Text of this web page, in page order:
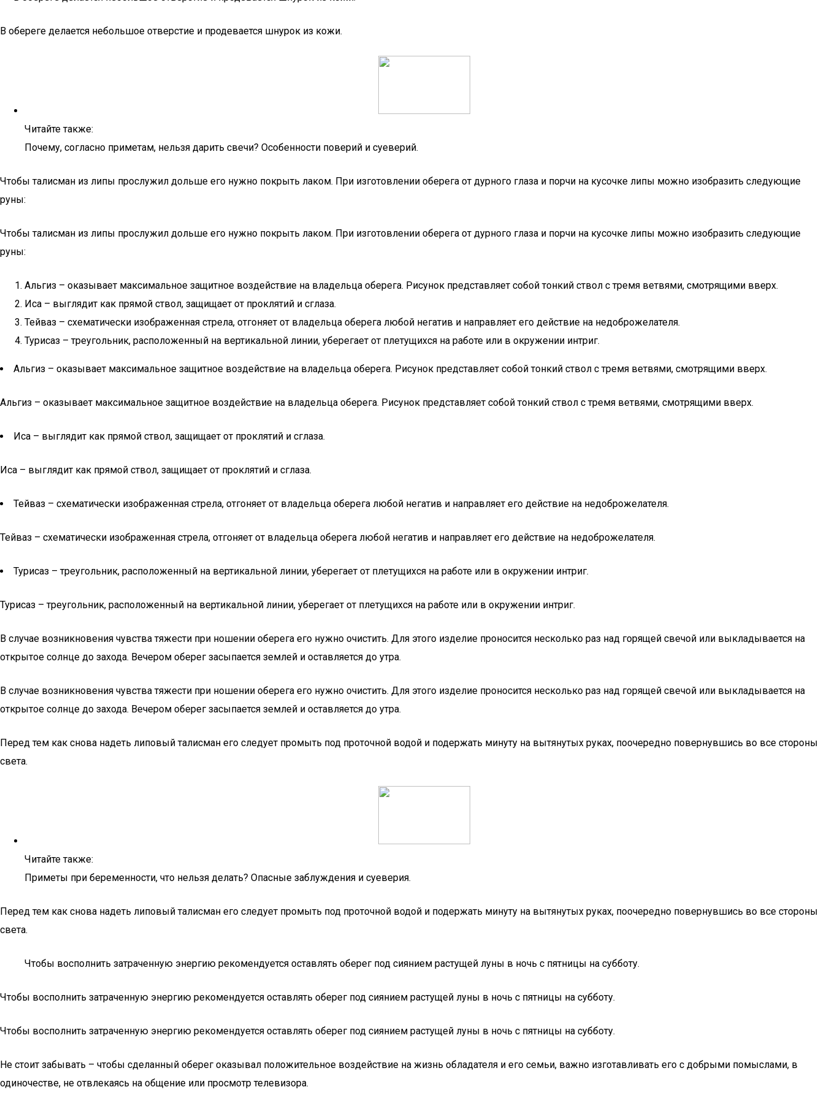
В обереге делается небольшое отверстие и продевается шнурок из кожи.
Читайте также:
Почему, согласно приметам, нельзя дарить свечи? Особенности поверий и суеверий.
Чтобы талисман из липы прослужил дольше его нужно покрыть лаком. При изготовлении оберега от дурного глаза и порчи на кусочке липы можно изобразить следующие
руны:
Чтобы талисман из липы прослужил дольше его нужно покрыть лаком. При изготовлении оберега от дурного глаза и порчи на кусочке липы можно изобразить следующие
руны:
Альгиз – оказывает максимальное защитное воздействие на владельца оберега. Рисунок представляет собой тонкий ствол с тремя ветвями, смотрящими вверх.
Иса – выглядит как прямой ствол, защищает от проклятий и сглаза.
Тейваз – схематически изображенная стрела, отгоняет от владельца оберега любой негатив и направляет его действие на недоброжелателя.
Турисаз – треугольник, расположенный на вертикальной линии, уберегает от плетущихся на работе или в окружении интриг.
Альгиз – оказывает максимальное защитное воздействие на владельца оберега. Рисунок представляет собой тонкий ствол с тремя ветвями, смотрящими вверх.
Альгиз – оказывает максимальное защитное воздействие на владельца оберега. Рисунок представляет собой тонкий ствол с тремя ветвями, смотрящими вверх.
Иса – выглядит как прямой ствол, защищает от проклятий и сглаза.
Иса – выглядит как прямой ствол, защищает от проклятий и сглаза.
Тейваз – схематически изображенная стрела, отгоняет от владельца оберега любой негатив и направляет его действие на недоброжелателя.
Тейваз – схематически изображенная стрела, отгоняет от владельца оберега любой негатив и направляет его действие на недоброжелателя.
Турисаз – треугольник, расположенный на вертикальной линии, уберегает от плетущихся на работе или в окружении интриг.
Турисаз – треугольник, расположенный на вертикальной линии, уберегает от плетущихся на работе или в окружении интриг.
В случае возникновения чувства тяжести при ношении оберега его нужно очистить. Для этого изделие проносится несколько раз над горящей свечой или выкладывается на
открытое солнце до захода. Вечером оберег засыпается землей и оставляется до утра.
В случае возникновения чувства тяжести при ношении оберега его нужно очистить. Для этого изделие проносится несколько раз над горящей свечой или выкладывается на
открытое солнце до захода. Вечером оберег засыпается землей и оставляется до утра.
Перед тем как снова надеть липовый талисман его следует промыть под проточной водой и подержать минуту на вытянутых руках, поочередно повернувшись во все стороны
света.
Читайте также:
Приметы при беременности, что нельзя делать? Опасные заблуждения и суеверия.
Перед тем как снова надеть липовый талисман его следует промыть под проточной водой и подержать минуту на вытянутых руках, поочередно повернувшись во все стороны
света.
Чтобы восполнить затраченную энергию рекомендуется оставлять оберег под сиянием растущей луны в ночь с пятницы на субботу.
Чтобы восполнить затраченную энергию рекомендуется оставлять оберег под сиянием растущей луны в ночь с пятницы на субботу.
Чтобы восполнить затраченную энергию рекомендуется оставлять оберег под сиянием растущей луны в ночь с пятницы на субботу.
Не стоит забывать – чтобы сделанный оберег оказывал положительное воздействие на жизнь обладателя и его семьи, важно изготавливать его с добрыми помыслами, в
одиночестве, не отвлекаясь на общение или просмотр телевизора.